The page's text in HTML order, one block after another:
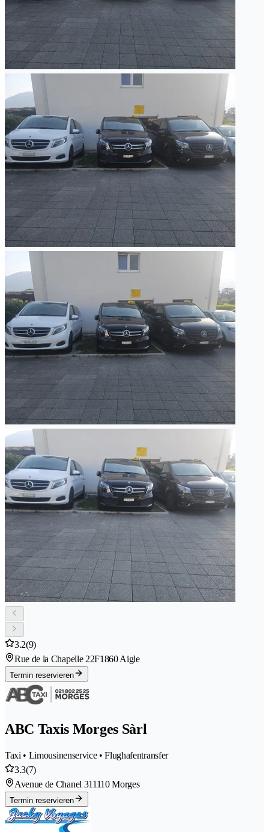
3.2(9)
Rue de la Chapelle 22F1860 Aigle
Termin reservieren
ABC Taxis Morges Sàrl
Taxi • Limousinenservice • Flughafentransfer
3.3(7)
Avenue de Chanel 311110 Morges
Termin reservieren